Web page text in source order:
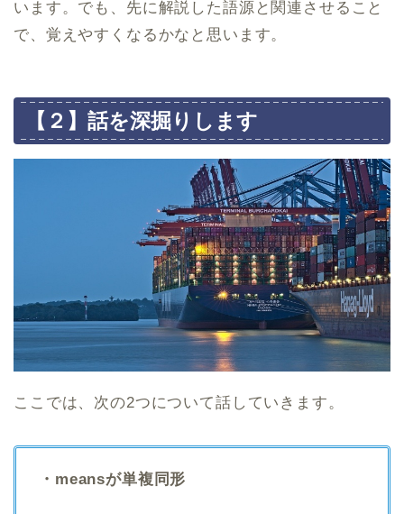
います。でも、先に解説した語源と関連させること
で、覚えやすくなるかなと思います。
【２】話を深掘りします
ここでは、次の2つについて話していきます。
・meansが単複同形